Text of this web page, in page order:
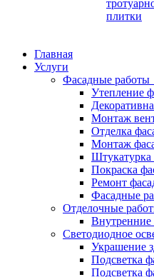
плитки
Главная
Услуги
Фасадные работы
Утепление
Монтаж
Отделка
Монтаж
Штукатурка
Покраска
Ремонт
Фасадные
Отделочные
Внутренние
Светодиодное
Украшение
Подсветка
Подсветка